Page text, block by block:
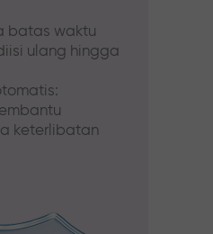
batas waktu
ulang hingga
keterlibatan